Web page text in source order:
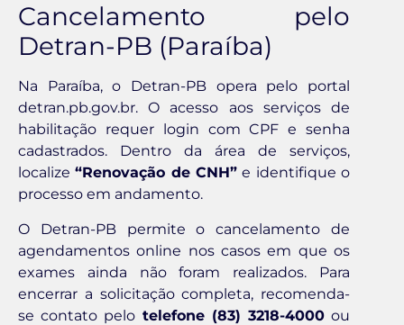
Cancelamento pelo
Detran-PB (Paraíba)
Na Paraíba, o Detran-PB opera pelo portal
detran.pb.gov.br. O acesso aos serviços de
habilitação requer login com CPF e senha
cadastrados. Dentro da área de serviços,
localize“Renovação de CNH” e identifique o
processo em andamento.
O Detran-PB permite o cancelamento de
agendamentos online nos casos em que os
exames ainda não foram realizados. Para
encerrar a solicitação completa, recomenda-
se contato pelo telefone (83) 3218-4000ou